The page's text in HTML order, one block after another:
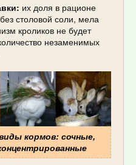
их доля в рационе
столовой соли, мела
кроликов не будет
незаменимых
кормов: сочные,